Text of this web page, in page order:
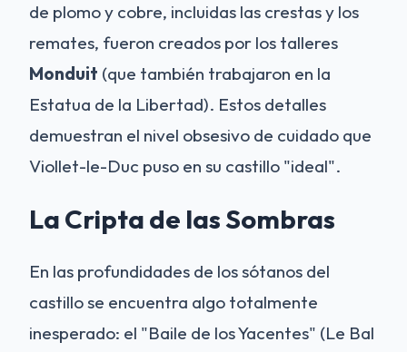
de plomo y cobre, incluidas las crestas y los
remates, fueron creados por los talleres
Monduit (que también trabajaron en la
Estatua de la Libertad). Estos detalles
demuestran el nivel obsesivo de cuidado que
Viollet-le-Duc puso en su castillo "ideal".
La Cripta de las Sombras
En las profundidades de los sótanos del
castillo se encuentra algo totalmente
inesperado: el "Baile de los Yacentes" (Le Bal